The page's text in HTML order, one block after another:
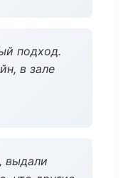
подход.
в зале
выдали